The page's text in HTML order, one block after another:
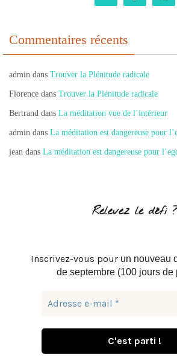
Commentaires récents
admin dans Trouver la Plénitude radicale
Florence dans Trouver la Plénitude radicale
Bertrand dans La méditation vue de l’intérieur
admin dans La méditation est dangereuse pour
jean dans La méditation est dangereuse pour
Relevez le défi
Inscrivez-vous pour un nouveau
de septembre (100 jours de